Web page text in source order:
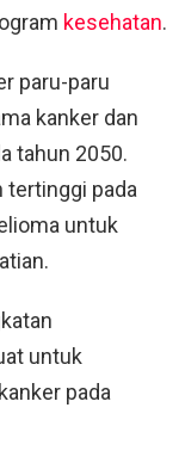
kesehatan.
paru-paru
kanker dan
tahun 2050.
tertinggi pada
untuk
untuk
pada